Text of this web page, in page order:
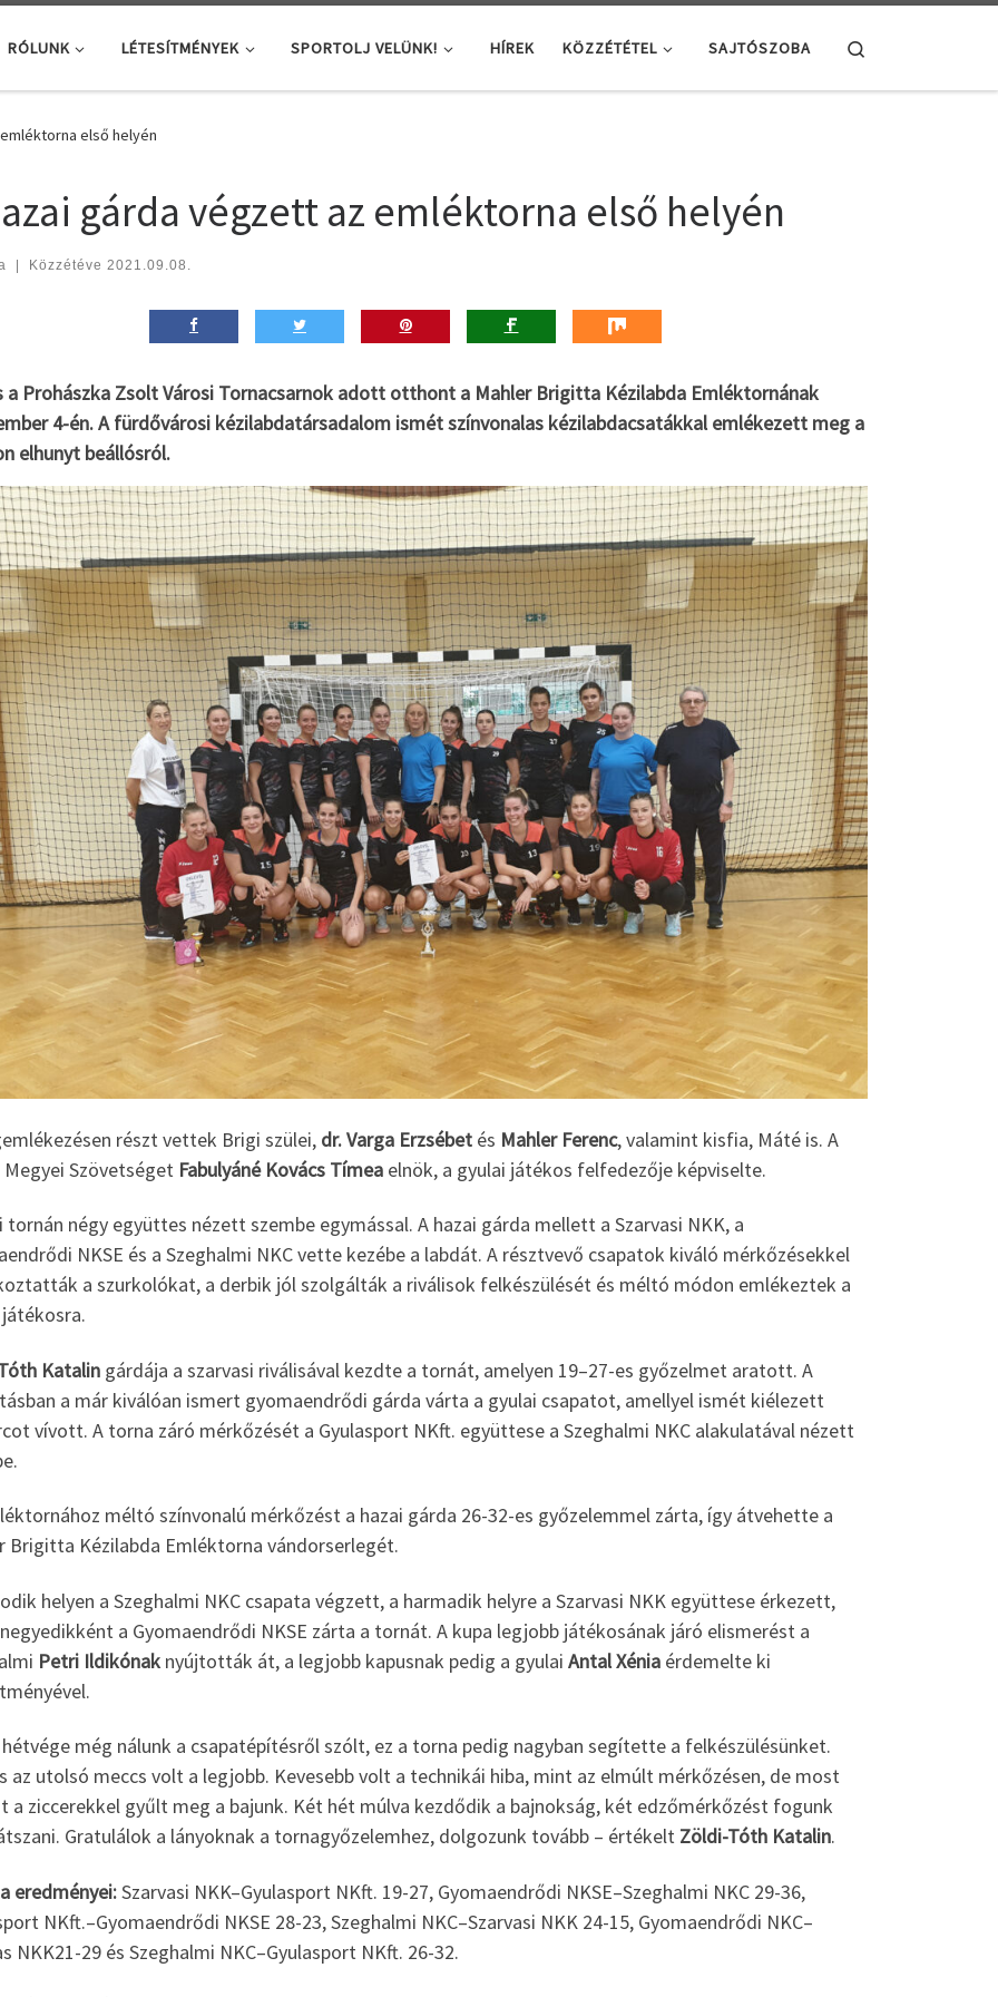
RÓLUNK LÉTESÍTMÉNYEK SPORTOLJ VELÜNK! HÍREK KÖZZÉTÉTEL SAJTÓSZOBA
első helyén
gárda végzett az emléktorna első helyén
| Közzétéve 2021.09.08.
a Prohászka Zsolt Városi Tornacsarnok adott otthont a Mahler Brigitta Kézilabda Emléktornának
4-én. A fürdővárosi kézilabdatársadalom ismét színvonalas kézilabdacsatákkal emlékezett meg a
elhunyt beállósról.
részt vettek Brigi szülei, dr. Varga Erzsébet és Mahler Ferenc, valamint kisfia, Máté is. A
Megyei Szövetséget Fabulyáné Kovács Tímea elnök, a gyulai játékos felfedezője képviselte.
tornán négy együttes nézett szembe egymással. A hazai gárda mellett a Szarvasi NKK, a
NKSE és a Szeghalmi NKC vette kezébe a labdát. A résztvevő csapatok kiváló mérkőzésekkel
a szurkolókat, a derbik jól szolgálták a riválisok felkészülését és méltó módon emlékeztek a
Katalin gárdája a szarvasi riválisával kezdte a tornát, amelyen 19–27-es győzelmet aratott. A
a már kiválóan ismert gyomaendrődi gárda várta a gyulai csapatot, amellyel ismét kiélezett
vívott. A torna záró mérkőzését a Gyulasport NKft. együttese a Szeghalmi NKC alakulatával nézett
méltó színvonalú mérkőzést a hazai gárda 26-32-es győzelemmel zárta, így átvehette a
Brigitta Kézilabda Emléktorna vándorserlegét.
helyen a Szeghalmi NKC csapata végzett, a harmadik helyre a Szarvasi NKK együttese érkezett,
a Gyomaendrődi NKSE zárta a tornát. A kupa legjobb játékosának járó elismerést a
Petri Ildikónak nyújtották át, a legjobb kapusnak pedig a gyulai Antal Xénia érdemelte ki
hétvége még nálunk a csapatépítésről szólt, ez a torna pedig nagyban segítette a felkészülésünket.
az utolsó meccs volt a legjobb. Kevesebb volt a technikái hiba, mint az elmúlt mérkőzésen, de most
a ziccerekkel gyűlt meg a bajunk. Két hét múlva kezdődik a bajnokság, két edzőmérkőzést fogunk
Gratulálok a lányoknak a tornagyőzelemhez, dolgozunk tovább – értékelt Zöldi-Tóth Katalin.
eredményei:Szarvasi NKK–Gyulasport NKft. 19-27, Gyomaendrődi NKSE–Szeghalmi NKC 29-36,
NKft.–Gyomaendrődi NKSE 28-23, Szeghalmi NKC–Szarvasi NKK 24-15, Gyomaendrődi NKC–
NKK21-29 és Szeghalmi NKC–Gyulasport NKft. 26-32.